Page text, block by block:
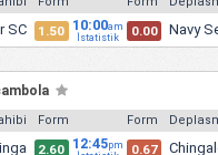
SC 1.50 10:00am
İstatistik
0.00 Navy
Form Form
2.60 12:45pm
0.67